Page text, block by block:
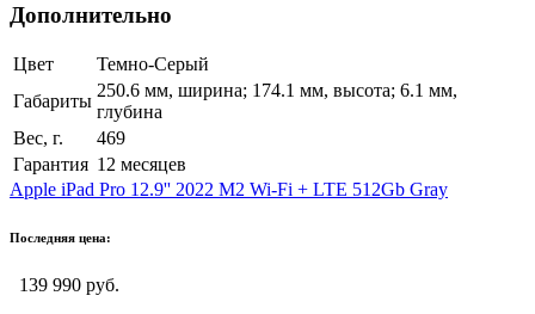
Дополнительно
Цвет
Темно-Серый
Габариты
250.6 мм, ширина; 174.1 мм, высота; 6.1 мм,
глубина
Вес, г.
469
Гарантия 12 месяцев
Apple iPad Pro 12.9'' 2022 M2 Wi-Fi + LTE 512Gb Gray
Последняя цена:
139 990 руб.